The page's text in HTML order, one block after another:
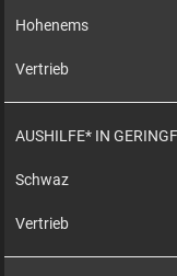
Hohenems
Vertrieb
AUSHILFE* IN
Schwaz
Vertrieb